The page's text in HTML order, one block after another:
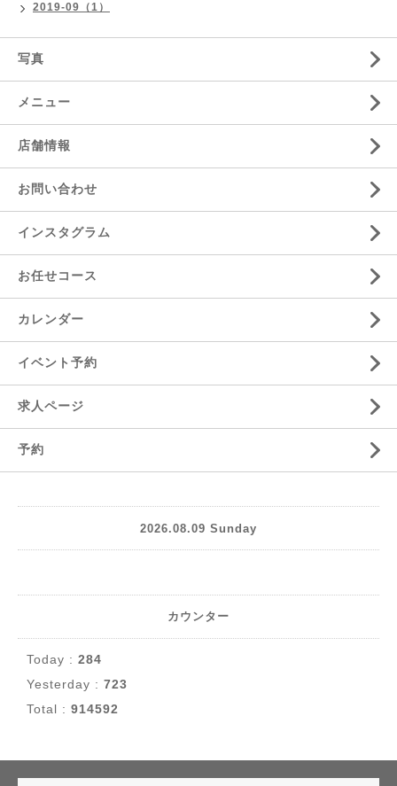
2019-09（1）
写真
メニュー
店舗情報
お問い合わせ
インスタグラム
お任せコース
カレンダー
イベント予約
求人ページ
予約
2026.08.09 Sunday
カウンター
Today : 284
Yesterday : 723
Total : 914592